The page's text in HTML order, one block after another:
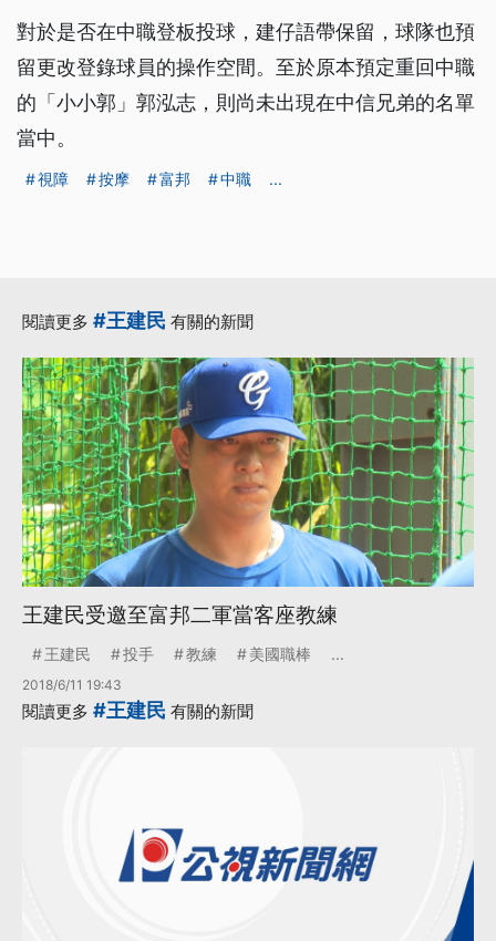
對於是否在中職登板投球，建仔語帶保留，球隊也預
留更改登錄球員的操作空間。至於原本預定重回中職
的「小小郭」郭泓志，則尚未出現在中信兄弟的名單
當中。
視障 按摩 富邦 中職 ...
閱讀更多 #王建民 有關的新聞
王建民受邀至富邦二軍當客座教練
王建民 投手 教練 美國職棒 ...
2018/6/11 19:43
閱讀更多 #王建民 有關的新聞